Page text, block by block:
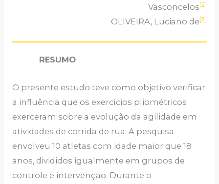
Vasconcelos [2]
OLIVEIRA, Luciano de [3]
RESUMO
O presente estudo teve como objetivo verificar
a influência que os exercícios pliométricos
exerceram sobre a evolução da agilidade em
atividades de corrida de rua. A pesquisa
envolveu 10 atletas com idade maior que 18
anos, divididos igualmente em grupos de
controle e intervenção. Durante o